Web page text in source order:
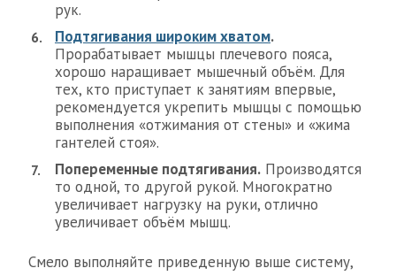
рук.
Подтягивания широким хватом.
Прорабатывает мышцы плечевого пояса,
хорошо наращивает мышечный объём. Для
тех, кто приступает к занятиям впервые,
рекомендуется укрепить мышцы с помощью
выполнения «отжимания от стены» и «жима
гантелей стоя».
Попеременные подтягивания. Производятся
то одной, то другой рукой. Многократно
увеличивает нагрузку на руки, отлично
увеличивает объём мышц.
Смело выполняйте приведенную выше систему,